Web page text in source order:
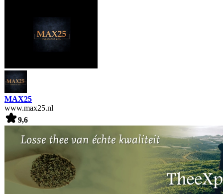
MAX25
www.max25.nl
9,6